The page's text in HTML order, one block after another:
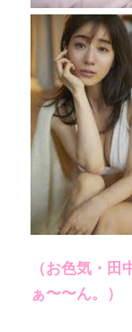
（お色気・
ぁ〜〜ん。）